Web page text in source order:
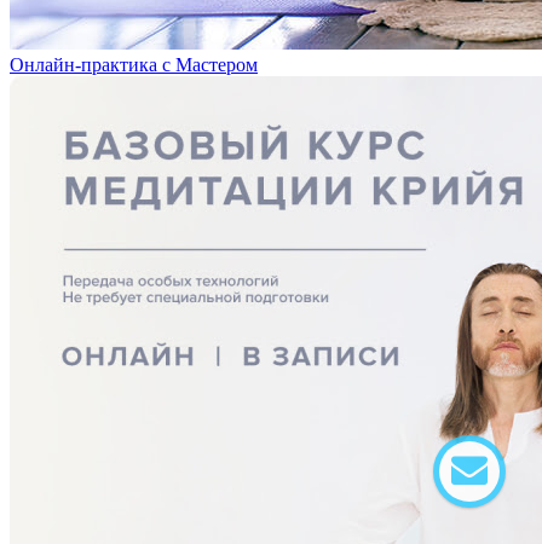
Онлайн-практика с Мастером